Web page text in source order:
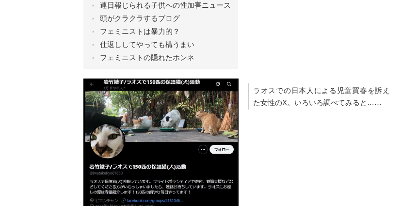
連日報じられる子供への性加害ニュース
頭がクラクラするブログ
フェミニストは暴力的？
仕返ししてやっても構うまい
フェミニストの隠れたホンネ
ラオスでの日本人による児童買春を訴え
た女性のX。いろいろ調べてみると……